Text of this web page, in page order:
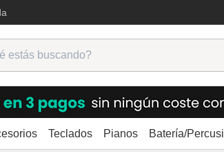
Teclados Pianos Batería/
Otras formas Schecter SGR Avenger